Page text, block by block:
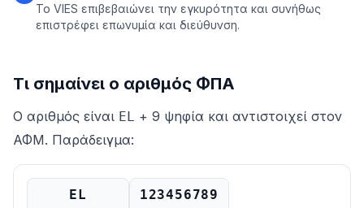
Το VIES επιβεβαιώνει την εγκυρότητα και συνήθως
επιστρέφει επωνυμία και διεύθυνση.
Τι σημαίνει ο αριθμός ΦΠΑ
Ο αριθμός είναι EL + 9 ψηφία και αντιστοιχεί στον
ΑΦΜ. Παράδειγμα:
EL 123456789